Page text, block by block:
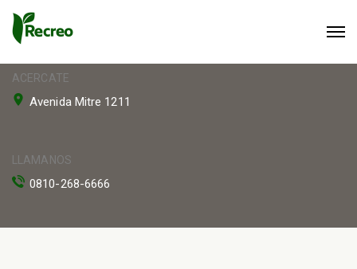
ACERCATE
Avenida Mitre 1211
LLAMANOS
0810-268-6666